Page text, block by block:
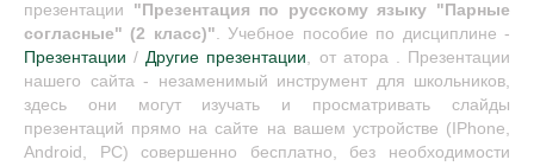
презентации "Презентация по русскому языку "Парные
согласные" (2 класс)". Учебное пособие по дисциплине -
Презентации /Другие презентации, от атора . Презентации
нашего сайта - незаменимый инструмент для школьников,
здесь они могут изучать и просматривать слайды
презентаций прямо на сайте на вашем устройстве (IPhone,
Android, PC) совершенно бесплатно, без необходимости